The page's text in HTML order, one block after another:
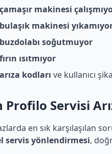
makinesi
makinesi
soğutmuyor
ısıtmıyor
kodları ve kullanıcı
Profilo Servisi
en sık karşılaşılan
servis yönlendirmesi,